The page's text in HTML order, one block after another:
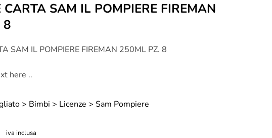
CARTA SAM IL POMPIERE FIREMAN
8
SAM IL POMPIERE FIREMAN 250ML PZ. 8
here ..
> Bimbi > Licenze > Sam Pompiere
iva inclusa